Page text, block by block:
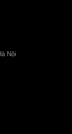
Nội